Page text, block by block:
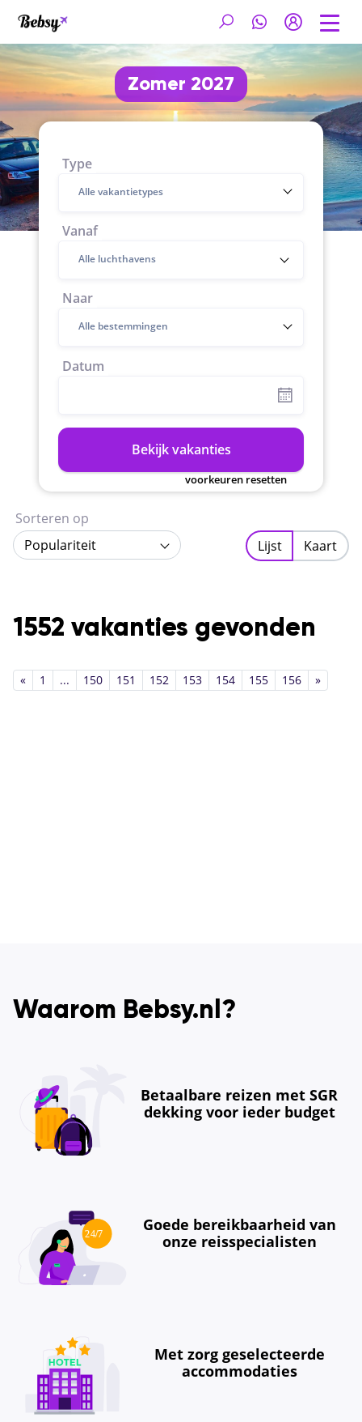
Zomer 2027
Type
Alle vakantietypes
Vanaf
Naar
Alle bestemmingen
Datum
Bekijk vakanties
voorkeuren resetten
1552 vakanties gevonden
« 1 ... 150 151 152 153 154 155 156 »
Sorteren op
Populariteit
Lijst Kaart
Waarom Bebsy.nl?
Betaalbare reizen met SGR
dekking voor ieder budget
Goede bereikbaarheid van
onze reisspecialisten
Met zorg geselecteerde
accommodaties